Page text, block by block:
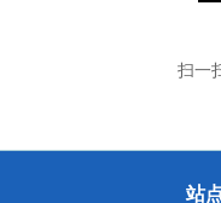
扫一
站